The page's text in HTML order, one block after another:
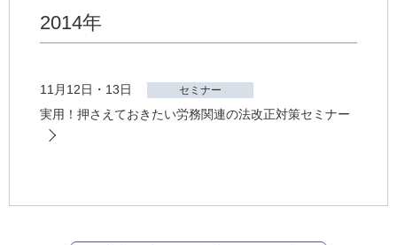
2014年
11月12日・13日 セミナー
実用！押さえておきたい労務関連の法改正対策セミナー